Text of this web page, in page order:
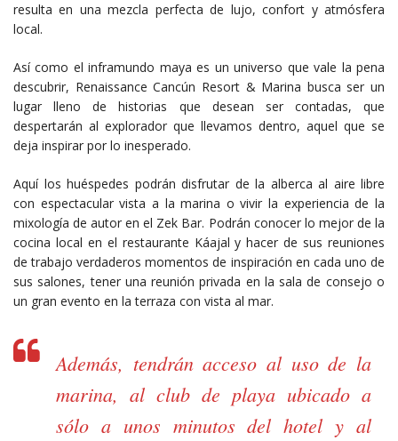
resulta en una mezcla perfecta de lujo, confort y atmósfera
local.
Así como el inframundo maya es un universo que vale la pena
descubrir, Renaissance Cancún Resort & Marina busca ser un
lugar lleno de historias que desean ser contadas, que
despertarán al explorador que llevamos dentro, aquel que se
deja inspirar por lo inesperado.
Aquí los huéspedes podrán disfrutar de la alberca al aire libre
con espectacular vista a la marina o vivir la experiencia de la
mixología de autor en el Zek Bar. Podrán conocer lo mejor de la
cocina local en el restaurante Káajal y hacer de sus reuniones
de trabajo verdaderos momentos de inspiración en cada uno de
sus salones, tener una reunión privada en la sala de consejo o
un gran evento en la terraza con vista al mar.
Además, tendrán acceso al uso de la
marina, al club de playa ubicado a
sólo a unos minutos del hotel y al